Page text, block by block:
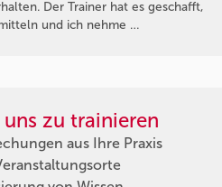
Der Trainer hat es geschafft,
und ich nehme …
zu trainieren
aus Ihre Praxis